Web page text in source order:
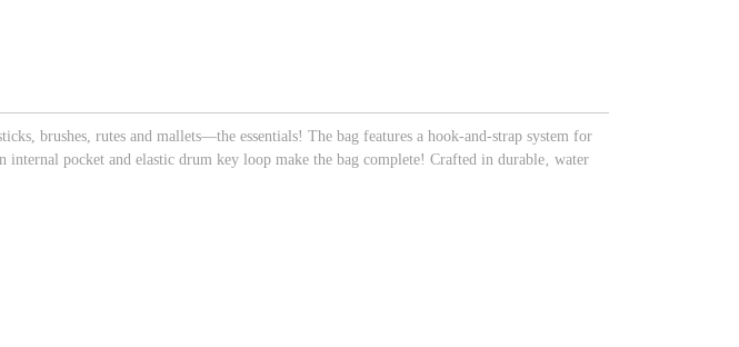
brushes, rutes and mallets—the essentials! The bag features a hook-and-strap system for
pocket and elastic drum key loop make the bag complete! Crafted in durable‚ water